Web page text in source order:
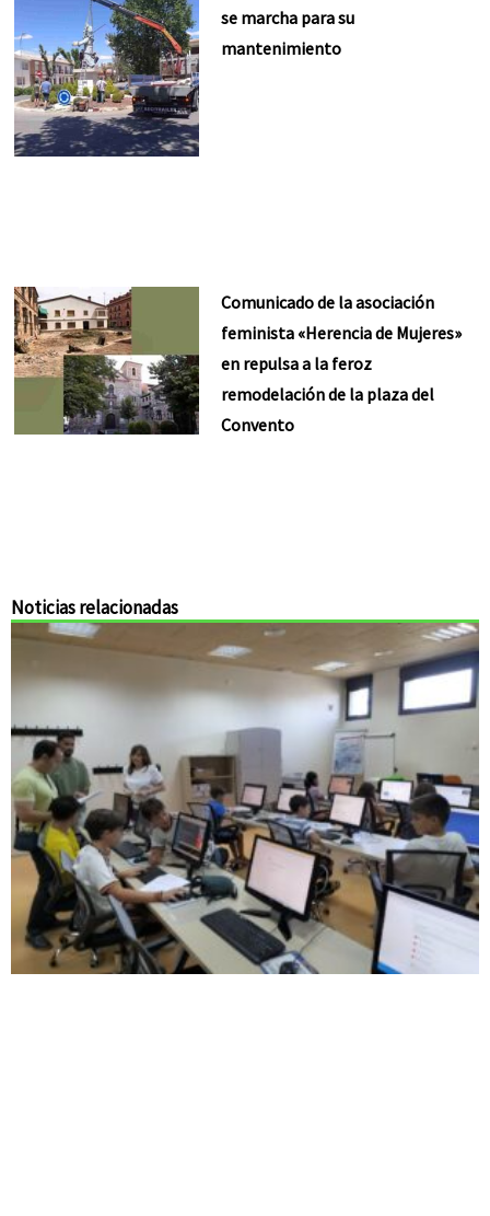
se marcha para su
mantenimiento
Comunicado de la asociación
feminista «Herencia de Mujeres»
en repulsa a la feroz
remodelación de la plaza del
Convento
Noticias relacionadas